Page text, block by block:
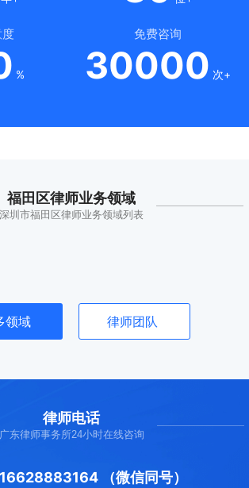
度
%
免费咨询
30000 次+
福田区律师业务领域
深圳市福田区律师业务领域列表
领域 律师团队
律师电话
广东律师事务所24小时在线咨询
（微信同号）